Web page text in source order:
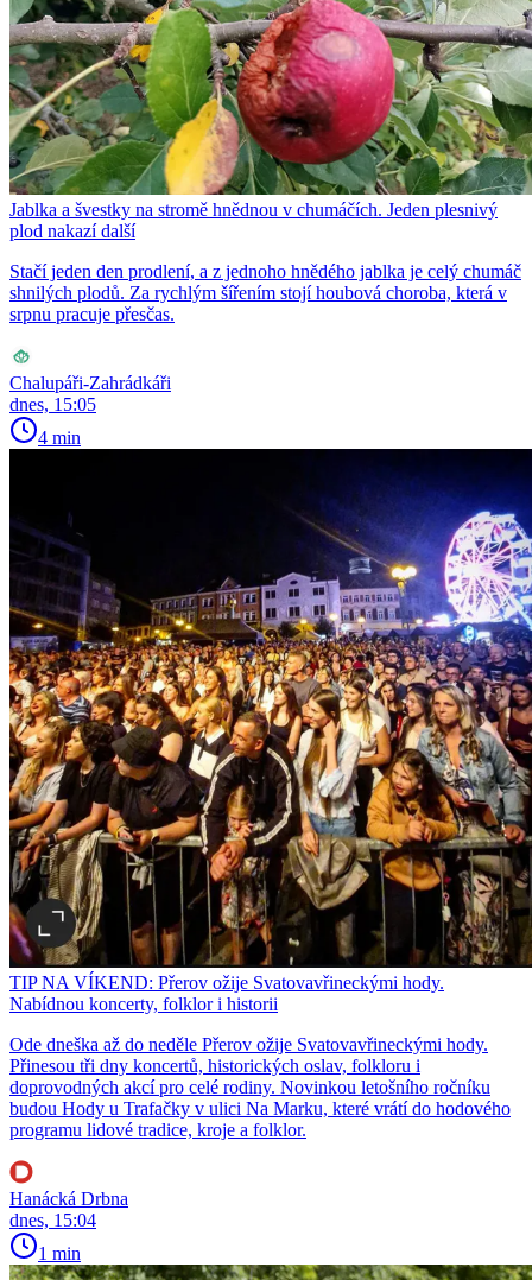
Jablka a švestky na stromě hnědnou v chumáčích. Jeden plesnivý
plod nakazí další
Stačí jeden den prodlení, a z jednoho hnědého jablka je celý chumáč
shnilých plodů. Za rychlým šířením stojí houbová choroba, která v
srpnu pracuje přesčas.
Chalupáři-Zahrádkáři
dnes, 15:05
4 min
TIP NA VÍKEND: Přerov ožije Svatovavřineckými hody.
Nabídnou koncerty, folklor i historii
Ode dneška až do neděle Přerov ožije Svatovavřineckými hody.
Přinesou tři dny koncertů, historických oslav, folkloru i
doprovodných akcí pro celé rodiny. Novinkou letošního ročníku
budou Hody u Trafačky v ulici Na Marku, které vrátí do hodového
programu lidové tradice, kroje a folklor.
Hanácká Drbna
dnes, 15:04
1 min